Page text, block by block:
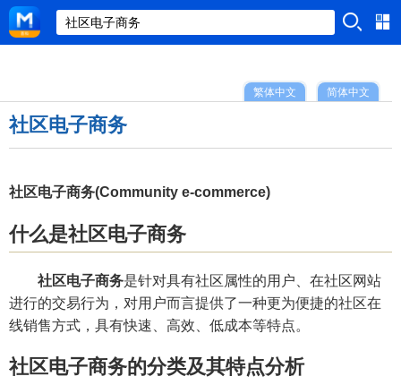
简体中文
繁体中文
社区电子商务
社区电子商务(Community e-commerce)
什么是社区电子商务
社区电子商务是针对具有社区属性的用户、在社区网站
进行的交易行为，对用户而言提供了一种更为便捷的社区在
线销售方式，具有快速、高效、低成本等特点。
社区电子商务的分类及其特点分析